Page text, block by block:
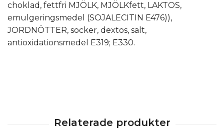
choklad, fettfri MJÖLK, MJÖLKfett, LAKTOS,
emulgeringsmedel (SOJALECITIN E476)),
JORDNÖTTER, socker, dextos, salt,
antioxidationsmedel E319; E330.